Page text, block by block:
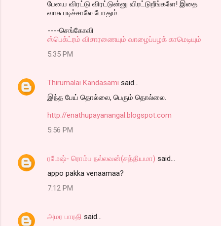
பேயை விரட்டு விரட்டுன்னு விரட்டுறீங்களே! இதை
வாசு படிச்சாலே போதும்.
----செங்கோவி
ஸ்பெக்ட்ரம் விசாரணையும் வாழைப்பழக் காமெடியும்
5:35 PM
Thirumalai Kandasami said…
இந்த பேய் தொல்லை, பெரும் தொல்லை.
http://enathupayanangal.blogspot.com
5:56 PM
ரமேஷ்- ரொம்ப நல்லவன்(சத்தியமா) said…
appo pakka venaamaa?
7:12 PM
அமர பாரதி said…